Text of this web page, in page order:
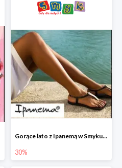
Gorące lato z Ipanemą w Smyku do -30%
30%